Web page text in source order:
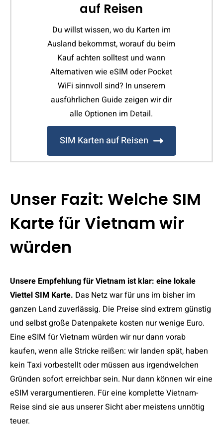
auf Reisen
Du willst wissen, wo du Karten im
Ausland bekommst, worauf du beim
Kauf achten solltest und wann
Alternativen wie eSIM oder Pocket
WiFi sinnvoll sind? In unserem
ausführlichen Guide zeigen wir dir
alle Optionen im Detail.
SIM Karten auf Reisen
Unser Fazit: Welche SIM
Karte für Vietnam wir
würden
Unsere Empfehlung für Vietnam ist klar: eine lokale
Viettel SIM Karte. Das Netz war für uns im bisher im
ganzen Land zuverlässig. Die Preise sind extrem günstig
und selbst große Datenpakete kosten nur wenige Euro.
Eine eSIM für Vietnam würden wir nur dann vorab
kaufen, wenn alle Stricke reißen: wir landen spät, haben
kein Taxi vorbestellt oder müssen aus irgendwelchen
Gründen sofort erreichbar sein. Nur dann können wir eine
eSIM verargumentieren. Für eine komplette Vietnam-
Reise sind sie aus unserer Sicht aber meistens unnötig
teuer.